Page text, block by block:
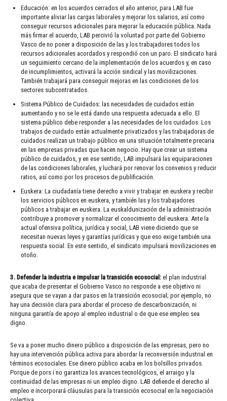
Educación: en los acuerdos cerrados el año anterior, para LAB fue
importante aliviar las cargas laborales y mejorar los salarios, así como
conseguir recursos adicionales para mejorar la educación pública. Nada
más firmar el acuerdo, LAB percivió la voluntad por parte del Gobierno
Vasco de no poner a disposición de las y los trabajadores todos los
recursos adicionales acordados y respondió con un paro. El sindicato hará
un seguimiento cercano de la implementación de los acuerdos y, en caso
de incumplimientos, activará la acción sindical y las movilizaciones.
También trabajará para conseguir mejoras en las condiciones de los
sectores subcontratados.
Sistema Público de Cuidados: las necesidades de cuidados están
aumentando y no se le está dando una respuesta adecuada a ello. El
sistema público debe responder a las necesidades de los cuidados. Los
trabajos de cuidado están actualmente privatizados y las trabajadoras de
cuidados realizan un trabajo público en una situación totalmente precaria
en las empresas privadas que hacen negocio. Hay que crear un sistema
público de cuidados, y en ese sentido, LAB impulsará las equiparaciones
de las condiciones laborales, y luchará por renovar los convenios y reducir
ratios, así como por los procesos de publificación.
Euskera: La ciudadanía tiene derecho a vivir y trabajar en euskera y recibir
los servicios públicos en euskera, y también las y los trabajadores
públicos a trabajar en euskera. La euskaldunización de la administración
contribuye a promover y normalizar el conocimiento del euskera. Ante la
actual ofensiva política, jurídica y social, LAB viene diciendo que se
necesitan nuevas leyes y garantías jurídicas y que eso exige también una
respuesta social. En este sentido, el sindicato impulsará movilizaciones en
otoño.
3. Defender la industria e impulsar la transición ecosocial: el plan industrial
que acaba de presentar el Gobierno Vasco no responde a ese objetivo ni
asegura que se vayan a dar pasos en la transición ecosocial; por ejemplo, no
hay una decisión clara para abordar el proceso de descarbonización, ni
ninguna garantía de apoyo al empleo industrial o de que ese empleo sea
digno.
Se va a poner mucho dinero público a disposición de las empresas, pero no
hay una intervención pública activa para abordar la reconversión industrial en
términos ecosociales. Ese dinero público acaba en los bolsillos privados.
Porque de pors i no garantiza los avances tecnológicos, el arraigo y la
continuidad de las empresas ni un empleo digno. LAB defiende el derecho al
empleo e incorporará cláusulas para la transición ecosocial en la negociación
colectiva.